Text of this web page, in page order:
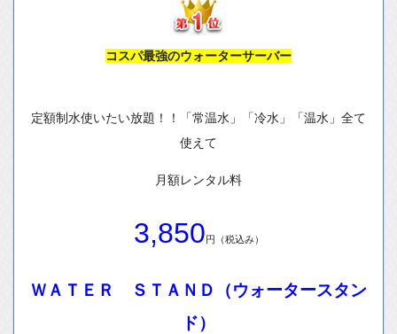
コスパ最強のウォーターサーバー
定額制水使いたい放題！！「常温水」「冷水」「温水」全て
使えて
月額レンタル料
3,850円（税込み）
ＷＡＴＥＲ ＳＴＡＮＤ（ウォータースタン
ド）